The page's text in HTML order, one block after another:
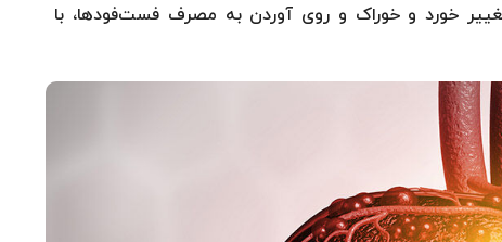
تغییر خورد و خوراک و روی آوردن به مصرف فست‌فودها، با